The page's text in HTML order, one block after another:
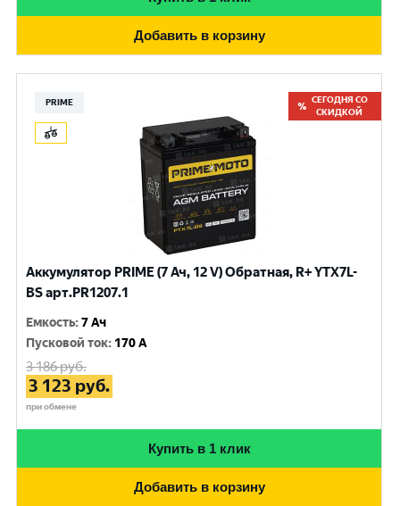
Добавить в корзину
PRIME
СЕГОДНЯ СО
СКИДКОЙ
Аккумулятор PRIME (7 Ач, 12 V) Обратная, R+ YTX7L-
BS арт.PR1207.1
Емкость:7 Ач
Пусковой ток: 170 A
3 186руб.
3 123 руб.
при обмене
Купить в 1 клик
Добавить в корзину